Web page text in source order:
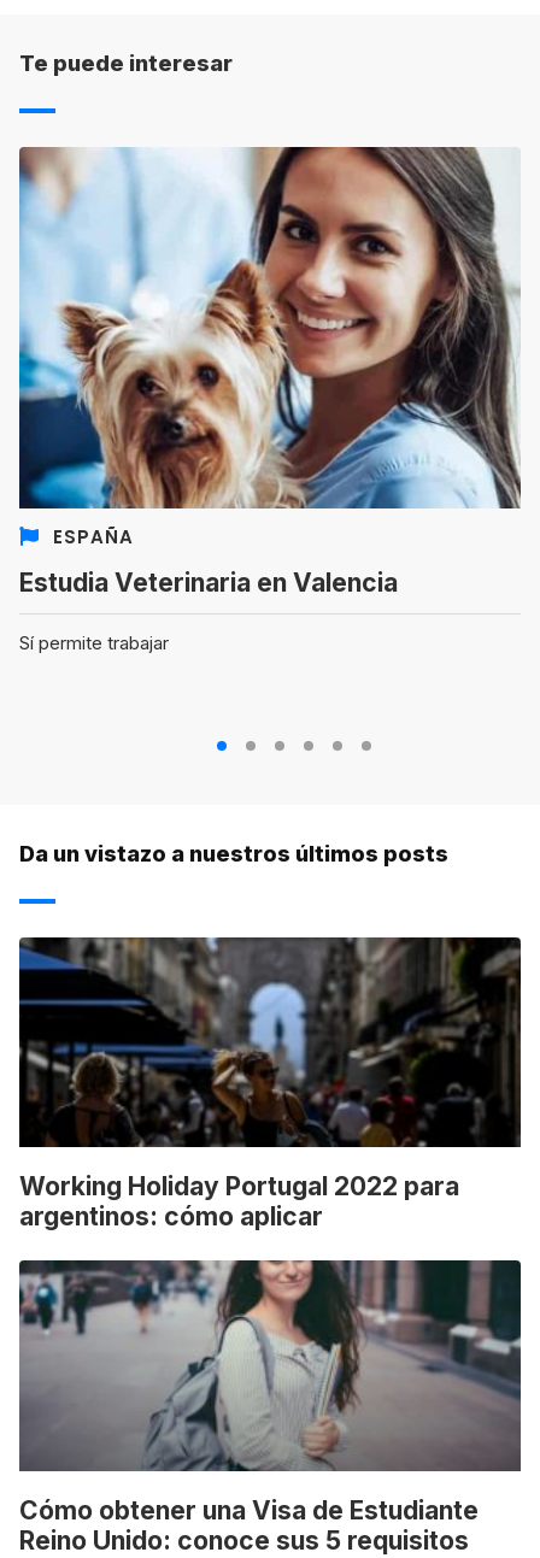
Te puede interesar
ESPAÑA
Estudia Veterinaria en Valencia
Sí permite trabajar
3 4 5 6
Da un vistazo a nuestros últimos posts
Working Holiday Portugal 2022 para
argentinos: cómo aplicar
Cómo obtener una Visa de Estudiante
Reino Unido: conoce sus 5 requisitos